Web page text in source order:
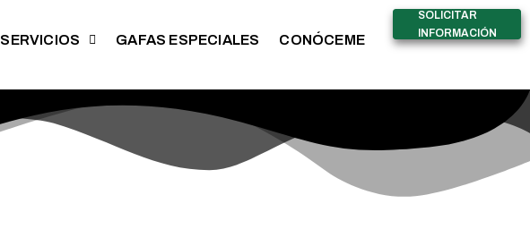
SERVICIOS GAFAS ESPECIALES CONÓCEME
SOLICITAR
INFORMACIÓN